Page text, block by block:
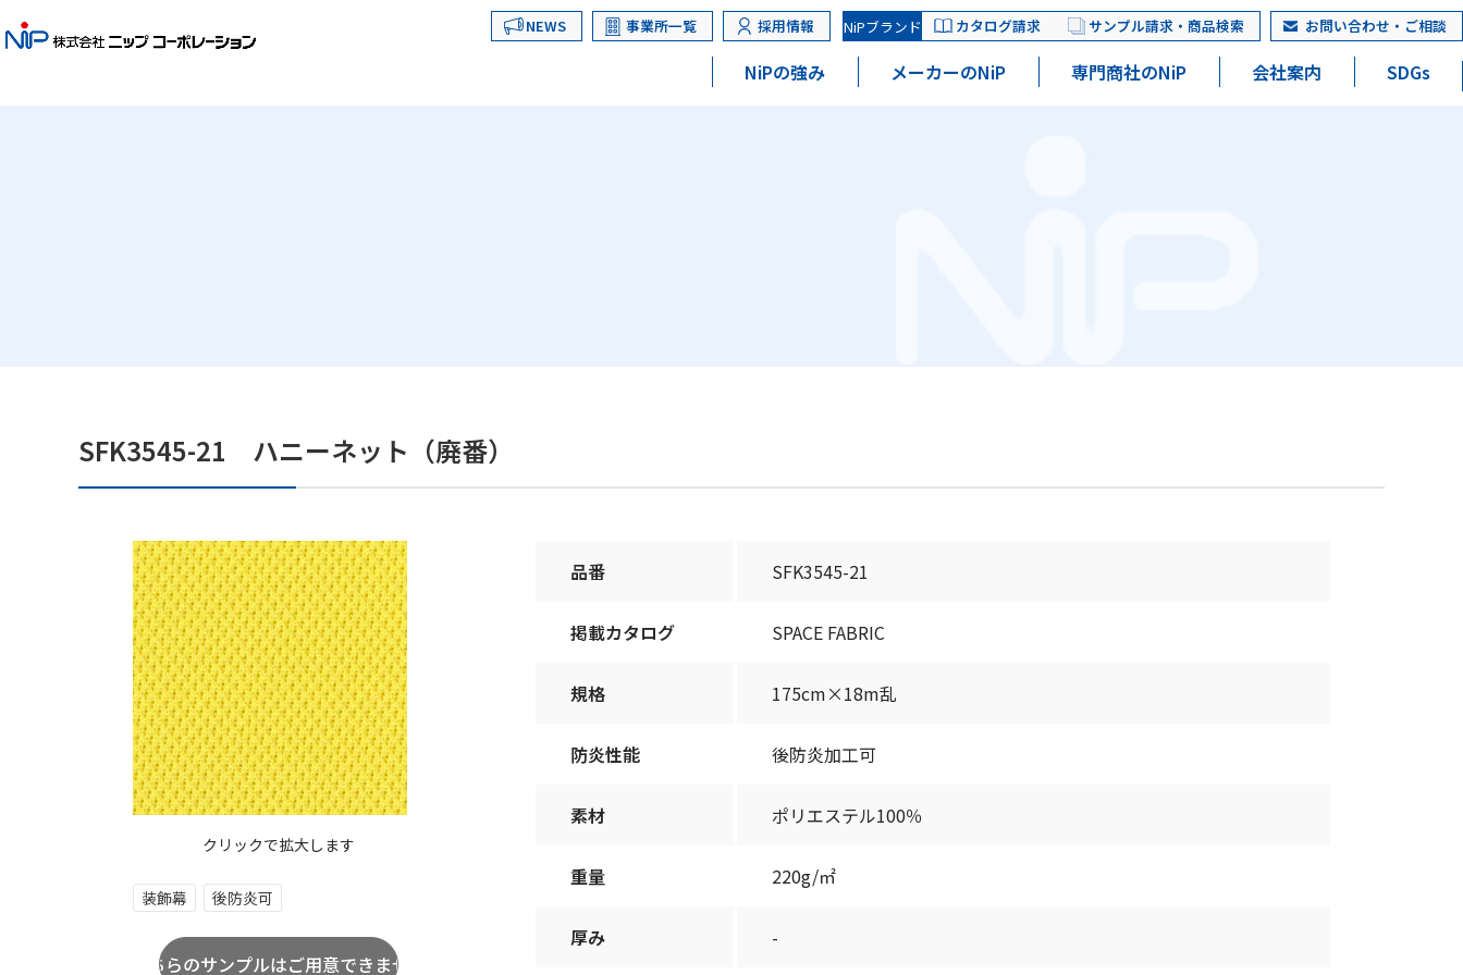
NEWS 事業所一覧 採用情報 NiPブランド カタログ請求 サンプル請求・商品検索 お問い合わせ・ご相談
NiPの強み メーカーのNiP 専門商社のNiP 会社案内 SDGs
SFK3545-21 ハニーネット（廃番）
クリックで拡大します
装飾幕 後防炎可
品番 SFK3545-21
掲載カタログ SPACE FABRIC
規格 175cm×18m乱
防炎性能 後防炎加工可
素材 ポリエステル100％
重量 220g/㎡
厚み -